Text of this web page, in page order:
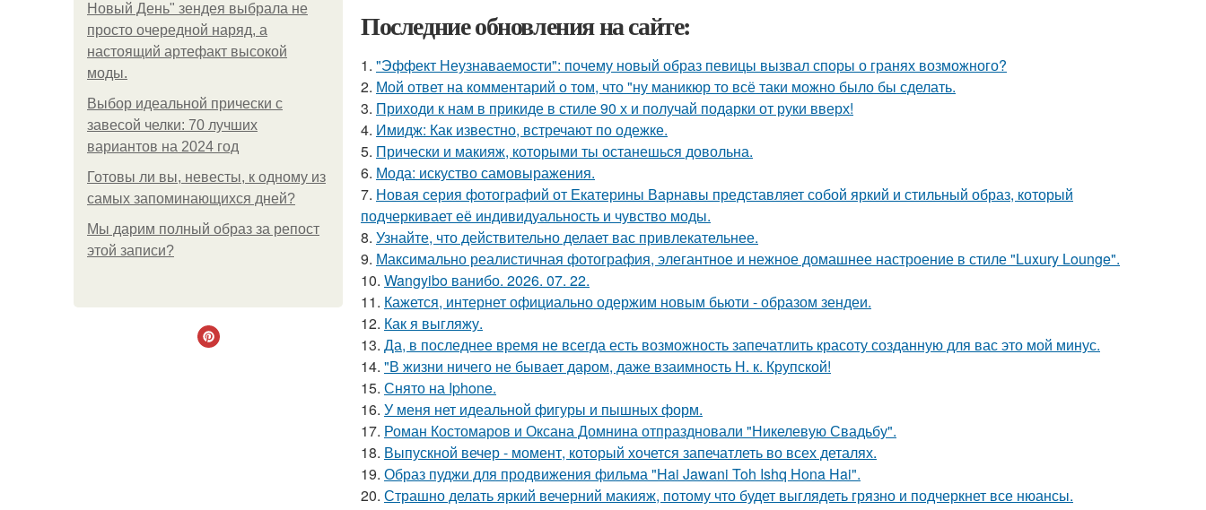
Новый День" зендея выбрала не
просто очередной наряд, а
настоящий артефакт высокой
моды.
Выбор идеальной прически с
завесой челки: 70 лучших
вариантов на 2024 год
Готовы ли вы, невесты, к одному из
самых запоминающихся дней?
Мы дарим полный образ за репост
этой записи?
Последние обновления на сайте:
1. "Эффект Неузнаваемости": почему новый образ певицы вызвал споры о гранях возможного?
2. Мой ответ на комментарий о том, что "ну маникюр то всё таки можно было бы сделать.
3. Приходи к нам в прикиде в стиле 90 х и получай подарки от руки вверх!
4. Имидж: Как известно, встречают по одежке.
5. Прически и макияж, которыми ты останешься довольна.
6. Мода: искуство самовыражения.
7. Новая серия фотографий от Екатерины Варнавы представляет собой яркий и стильный образ, который
подчеркивает её индивидуальность и чувство моды.
8. Узнайте, что действительно делает вас привлекательнее.
9. Максимально реалистичная фотография, элегантное и нежное домашнее настроение в стиле "Luxury Lounge".
10. Wangyibo ванибо. 2026. 07. 22.
11. Кажется, интернет официально одержим новым бьюти - образом зендеи.
12. Как я выгляжу.
13. Да, в последнее время не всегда есть возможность запечатлить красоту созданную для вас это мой минус.
14. "В жизни ничего не бывает даром, даже взаимность Н. к. Крупской!
15. Снято на Iphone.
16. У меня нет идеальной фигуры и пышных форм.
17. Роман Костомаров и Оксана Домнина отпраздновали "Никелевую Свадьбу".
18. Выпускной вечер - момент, который хочется запечатлеть во всех деталях.
19. Образ пуджи для продвижения фильма "Hai Jawani Toh Ishq Hona Hai".
20. Страшно делать яркий вечерний макияж, потому что будет выглядеть грязно и подчеркнет все нюансы.